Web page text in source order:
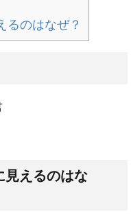
るのはなぜ？
見えるのはな